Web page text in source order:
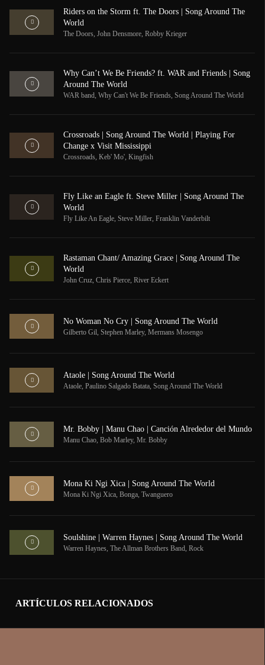
Riders on the Storm ft. The Doors | Song Around The
World
The Doors, John Densmore, Robby Krieger
Why Can’t We Be Friends? ft. WAR and Friends | Song
Around The World
WAR band, Why Can't We Be Friends, Song Around The World
Crossroads | Song Around The World | Playing For
Change x Visit Mississippi
Crossroads, Keb' Mo', Kingfish
Fly Like an Eagle ft. Steve Miller | Song Around The
World
Fly Like An Eagle, Steve Miller, Franklin Vanderbilt
Rastaman Chant/ Amazing Grace | Song Around The
World
John Cruz, Chris Pierce, River Eckert
No Woman No Cry | Song Around The World
Gilberto Gil, Stephen Marley, Mermans Mosengo
Ataole | Song Around The World
Ataole, Paulino Salgado Batata, Song Around The World
Mr. Bobby | Manu Chao | Canción Alrededor del Mundo
Manu Chao, Bob Marley, Mr. Bobby
Mona Ki Ngi Xica | Song Around The World
Mona Ki Ngi Xica Bonga Twanguero
Soulshine | Warren Haynes | Song Around The World
Warren Haynes, The Allman Brothers Band, Rock
ARTÍCULOS RELACIONADOS